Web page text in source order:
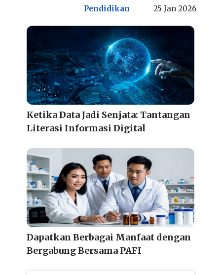
Pendidikan 25 Jan 2026
Ketika Data Jadi Senjata: Tantangan
Literasi Informasi Digital
Dapatkan Berbagai Manfaat dengan
Bergabung Bersama PAFI